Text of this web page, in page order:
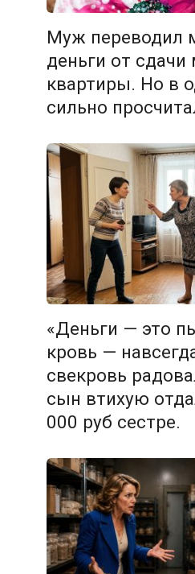
Муж переводил
деньги от сдачи
квартиры. Но в
сильно
«Деньги — это
кровь —
свекровь
сын втихую
000 руб сестре.